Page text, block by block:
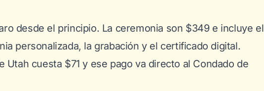
desde el principio. La ceremonia son $349 e incluye el
personalizada, la grabación y el certificado digital.
Utah cuesta $71 y ese pago va directo al Condado de